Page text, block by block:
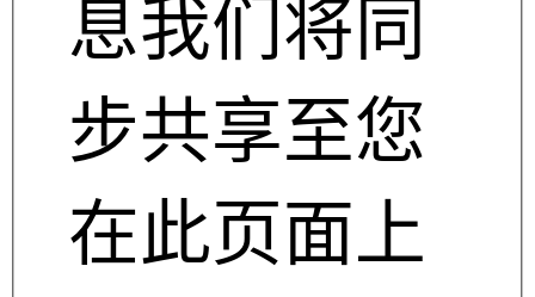
息我们将同
步共享至您
在此页面上